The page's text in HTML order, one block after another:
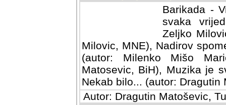
Barikada -
svaka
Milovic,
MNE), Nadirov spomenar
Milenko Mišo Maric, UK),
Muzika je svirala (autor:
(autor: Dragutin Matosevic,
Autor: Dragutin Matoševic,